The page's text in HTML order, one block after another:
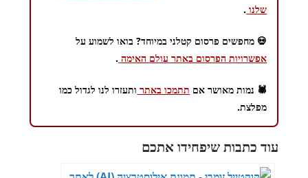
שלנו .
💀 מחפשים פרסום קטלני במיוחד? בואו לשמוע על
אפשרויות הפרסום באתר עולם האימה .
🕷️ נמות מאושר אם תתמכו באתר ותעזרו לנו לגדול כמו
מפלצת.
עוד כתבות שיפחידו אתכם